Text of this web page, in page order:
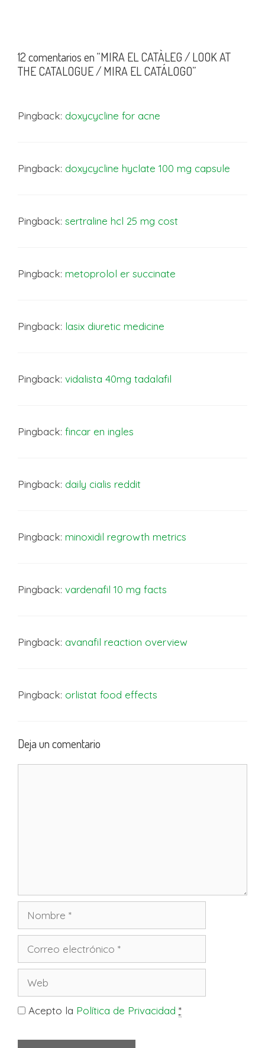
12 comentarios en “MIRA EL CATÀLEG / LOOK AT
THE CATALOGUE / MIRA EL CATÁLOGO”
Pingback: doxycycline for acne
Pingback: doxycycline hyclate 100 mg capsule
Pingback: sertraline hcl 25 mg cost
Pingback: metoprolol er succinate
Pingback: lasix diuretic medicine
Pingback: vidalista 40mg tadalafil
Pingback: fincar en ingles
Pingback: daily cialis reddit
Pingback: minoxidil regrowth metrics
Pingback: vardenafil 10 mg facts
Pingback: avanafil reaction overview
Pingback: orlistat food effects
Deja un comentario
Acepto la Política de Privacidad *